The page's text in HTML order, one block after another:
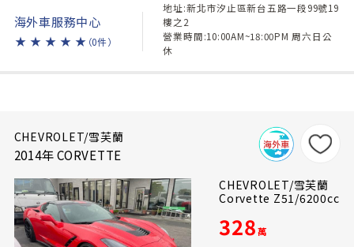
海外車服務中心
★ ★ ★ ★ ★ （0件）
地址:新北市汐止區新台五路一段99號19
樓之2
營業時間:10:00AM~18:00PM 周六日公
休
CHEVROLET/雪芙蘭
2014年 CORVETTE
CHEVROLET/雪芙蘭
Corvette Z51/6200cc
328萬